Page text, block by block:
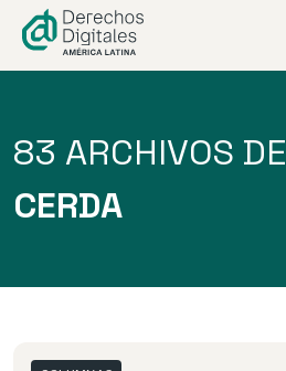
contenido
83 ARCHIVOS DE
CERDA